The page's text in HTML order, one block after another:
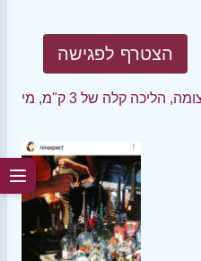
הצטרף לפגישה
הפריחה בעיצומה, הליכה קלה של 3 ק"מ, מי